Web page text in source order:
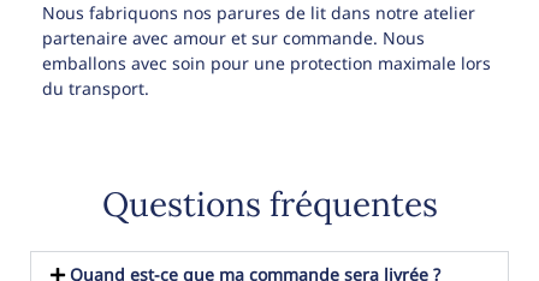
Nous fabriquons nos parures de lit dans notre atelier
partenaire avec amour et sur commande. Nous
emballons avec soin pour une protection maximale lors
du transport.
Questions fréquentes
Quand est-ce que ma commande sera livrée ?